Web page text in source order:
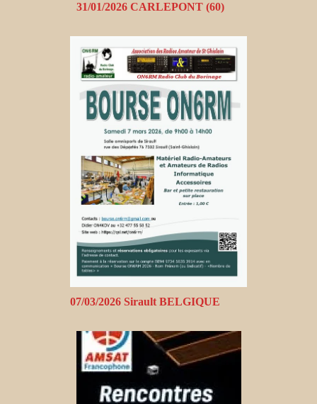
31/01/2026 CARLEPONT (60)
07/03/2026 Sirault BELGIQUE